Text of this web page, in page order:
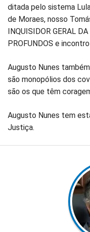
ditada pelo sistema
de Moraes, nosso
INQUISIDOR GERAL
PROFUNDOS e
Augusto Nunes
são monopólios dos
são os que têm
Augusto Nunes tem
Justiça.